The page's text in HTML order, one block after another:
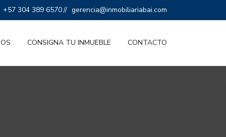
+57 304 389 6570// gerencia@inmobiliariabai.com
CONSIGNA TU INMUEBLE CONTACTO